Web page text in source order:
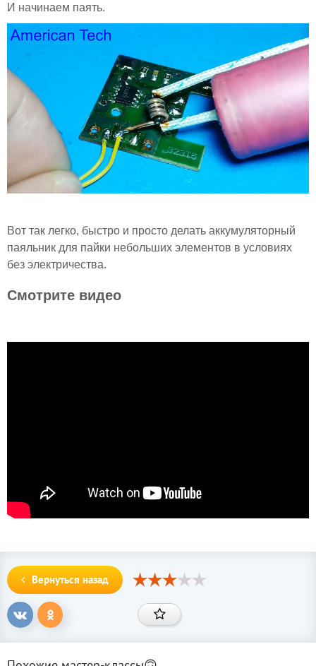
И начинаем паять.
Вот так легко, быстро и просто делать аккумуляторный
паяльник для пайки небольших элементов в условиях
без электричества.
Смотрите видео
Вернуться назад